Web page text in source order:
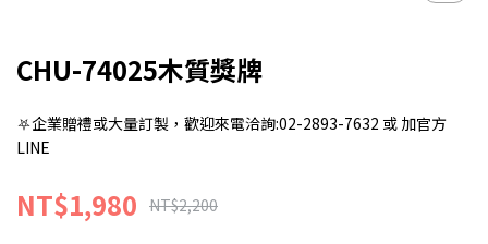
CHU-74025木質獎牌
⛧企業贈禮或大量訂製，歡迎來電洽詢:02-2893-7632 或 加官方
LINE
NT$1,980 NT$2,200